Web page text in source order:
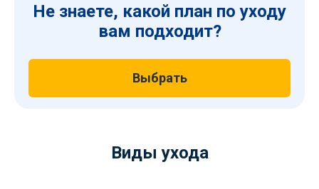
Не знаете, какой план по уходу
вам подходит?
Выбрать
Виды ухода